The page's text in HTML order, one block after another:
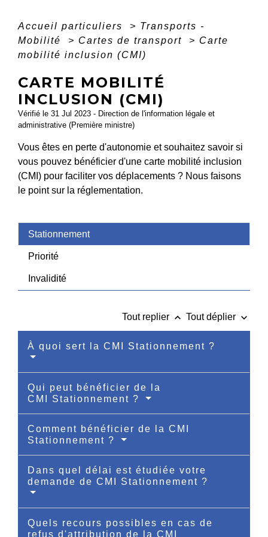
Accueil particuliers > Transports -
Mobilité
> Cartes de transport > Carte
mobilité inclusion (CMI)
CARTE MOBILITÉ
INCLUSION (CMI)
Vérifié le 31 Jul 2023 - Direction de l'information légale et
administrative (Première ministre)
Vous êtes en perte d'autonomie et souhaitez savoir si
vous pouvez bénéficier d'une carte mobilité inclusion
(CMI) pour faciliter vos déplacements ? Nous faisons
le point sur la réglementation.
Stationnement
Priorité
Invalidité
Tout replier keyboard_arrow_up Tout déplier keyboard_arrow_down
À quoi sert la CMI Stationnement ?
Qui peut bénéficier de la
CMI Stationnement ?
Comment bénéficier de la CMI
Stationnement ?
Dans quel délai est étudiée votre
demande de CMI Stationnement ?
Quels recours possibles en cas de
refus d'attribution de la CMI